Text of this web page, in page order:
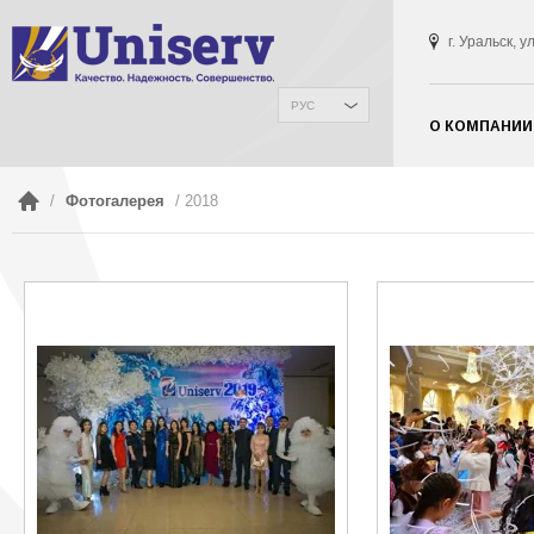
РУС
г. Уральск,
О КОМПАНИИ
/ Фотогалерея / 2018